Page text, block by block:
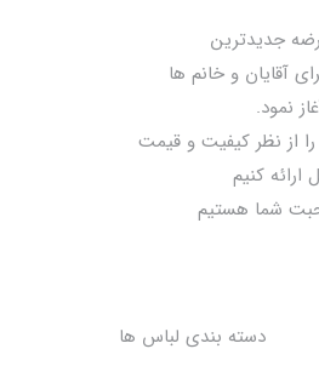
جدیدترین
آقایان و خانم ها
را از نظر کیفیت و قیمت
کنیم
شما هستیم
دسته بندی لباس ها